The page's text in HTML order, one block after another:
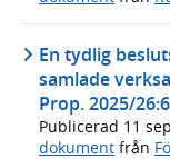
En tydlig
samlade
Prop. 2025/26:6
Publicerad 11
dokument från